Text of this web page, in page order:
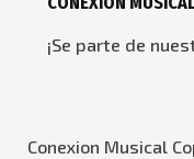
¡Se parte de
Conexion Musical